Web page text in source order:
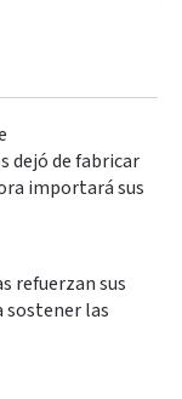
dejó de fabricar
importará sus
refuerzan sus
sostener las